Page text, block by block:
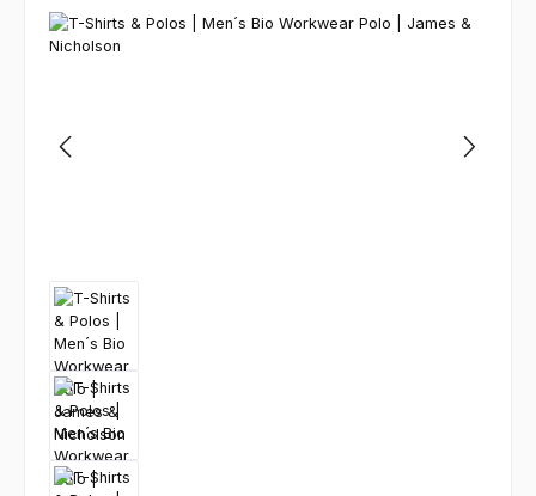
Bildergalerie überspringen